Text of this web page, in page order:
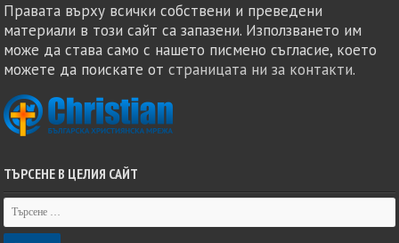
Правата върху всички собствени и преведени
материали в този сайт са запазени. Използването им
може да става само с нашето писмено съгласие, което
можете да поискате отстраницата ни за контакти.
ТЪРСЕНЕ В ЦЕЛИЯ САЙТ